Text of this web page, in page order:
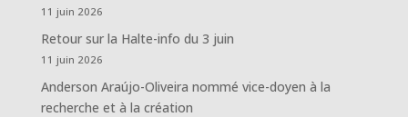
11 juin 2026
Retour sur la Halte-info du 3 juin
11 juin 2026
Anderson Araújo-Oliveira nommé vice-doyen à la
recherche et à la création